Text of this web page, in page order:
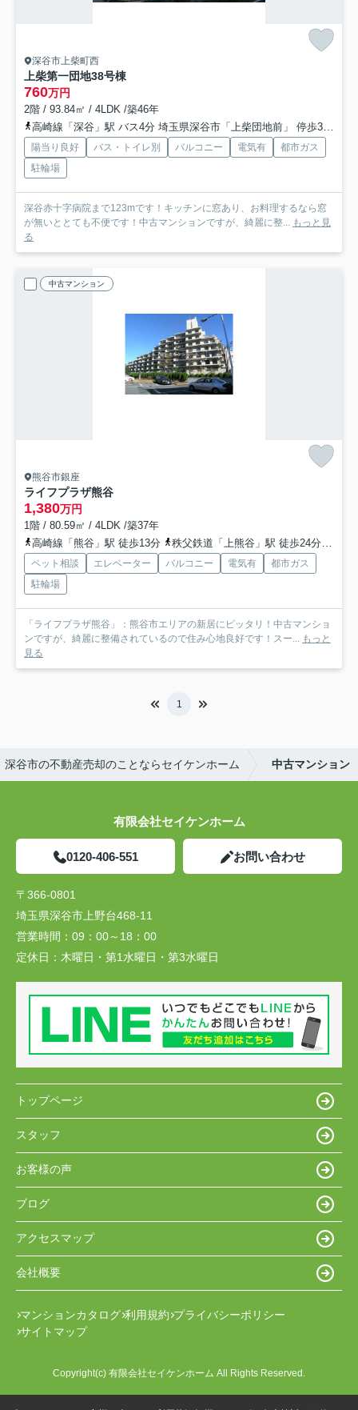
深谷市上柴町西
上柴第一団地38号棟
760万円
2階 / 93.84㎡ / 4LDK /築46年
高崎線「深谷」駅 バス4分 埼玉県深谷市「上柴団地前」 停歩3分
陽当り良好 バス・トイレ別 バルコニー 電気有
都市ガス
駐輪場
深谷赤十字病院まで123mです！キッチンに窓あり、お料理するなら窓
が無いととても不便です！中古マンションですが、綺麗に整...
もっと見
る
中古マンション
熊谷市銀座
ライフプラザ熊谷
1,380万円
1階 / 80.59㎡ / 4LDK /築37年
高崎線「熊谷」駅 徒歩13分
秩父鉄道「上熊谷」駅 徒歩24分
ペット相談 エレベーター バルコニー 電気有
都市ガス
駐輪場
「ライフプラザ熊谷」：熊谷市エリアの新居にピッタリ！中古マンショ
ンですが、綺麗に整備されているので住み心地良好です！スー...
もっと
見る
1
深谷市の不動産売却のことならセイケンホーム 中古マンション
有限会社セイケンホーム
0120-406-551 お問い合わせ
〒366-0801
埼玉県深谷市上野台468-11
営業時間： 09：00～18：00
定休日： 木曜日・第1水曜日・第3水曜日
トップページ
スタッフ
お客様の声
ブログ
アクセスマップ
会社概要
マンションカタログ 利用規約 プライバシーポリシー
サイトマップ
Copyright(c) 有限会社セイケンホーム All Rights Reserved.